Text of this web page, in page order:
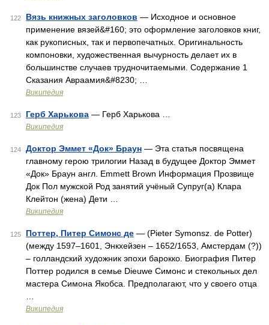
122 Вязь книжных заголовков — Исходное и основное
применение вязей&#160; это оформление заголовков книг,
как рукописных, так и первопечатных. Оригинальность
компоновки, художественная вычурность делает их в
большинстве случаев трудночитаемыми. Содержание 1
Сказания Авраамия&#8230; …
Википедия
123 Герб Харькова — Герб Харькова …
Википедия
124 Доктор Эммет «Док» Браун — Эта статья посвящена
главному герою трилогии Назад в будущее Доктор Эммет
«Док» Браун англ. Emmett Brown Информация Прозвище
Док Пол мужской Род занятий учёный Супруг(а) Клара
Клейтон (жена) Дети …
Википедия
125 Поттер, Питер Симонс де — (Pieter Symonsz. de Potter)
(между 1597–1601, Энкхейзен – 1652/1653, Амстердам (?))
– голландский художник эпохи барокко. Биография Питер
Поттер родился в семье Dieuwe Симонс и стекольных дел
мастера Симона Якобса. Предполагают, что у своего отца
Википедия